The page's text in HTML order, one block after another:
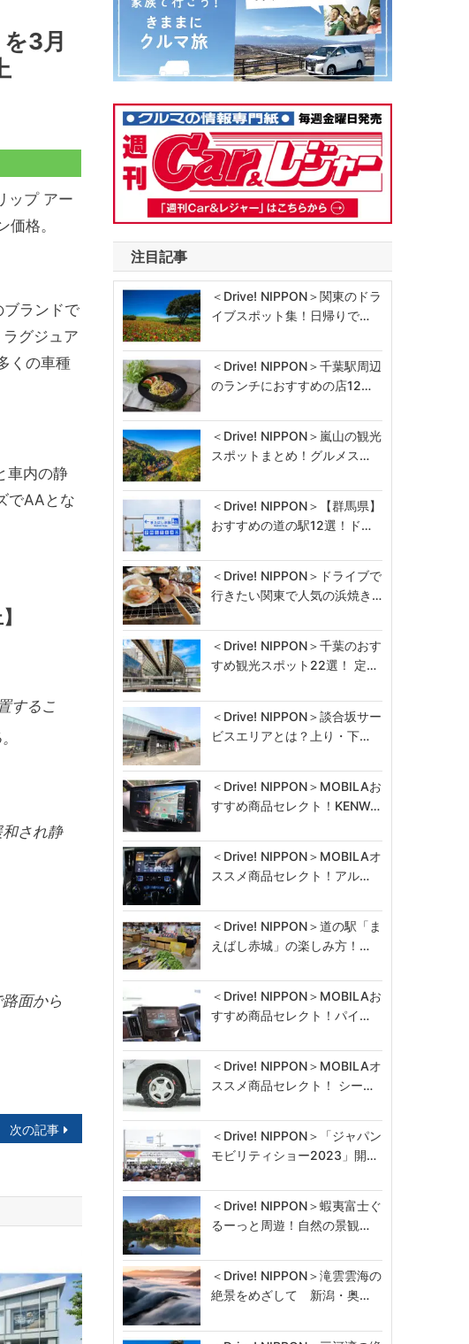
3月
ップ アー
格。
ブランドで
グジュア
くの車種
車内の静
でAAとな
するこ
され静
面から
次の記事
注目記事
＜Drive! NIPPON＞関東のドラ
イブスポット集！日帰りで…
＜Drive! NIPPON＞千葉駅周辺
のランチにおすすめの店12…
＜Drive! NIPPON＞嵐山の観光
スポットまとめ！グルメス…
＜Drive! NIPPON＞【群馬県】
おすすめの道の駅12選！ド…
＜Drive! NIPPON＞ドライブで
行きたい関東で人気の浜焼き…
＜Drive! NIPPON＞千葉のおす
すめ観光スポット22選！ 定…
＜Drive! NIPPON＞談合坂サー
ビスエリアとは？上り・下…
＜Drive! NIPPON＞MOBILAお
すすめ商品セレクト！KENW…
＜Drive! NIPPON＞MOBILAオ
ススメ商品セレクト！アル…
＜Drive! NIPPON＞道の駅「ま
えばし赤城」の楽しみ方！…
＜Drive! NIPPON＞MOBILAお
すすめ商品セレクト！パイ…
＜Drive! NIPPON＞MOBILAオ
ススメ商品セレクト！ シー…
＜Drive! NIPPON＞「ジャパン
モビリティショー2023」開…
＜Drive! NIPPON＞蝦夷富士ぐ
るーっと周遊！自然の景観…
＜Drive! NIPPON＞滝雲雲海の
絶景をめざして 新潟・奥…